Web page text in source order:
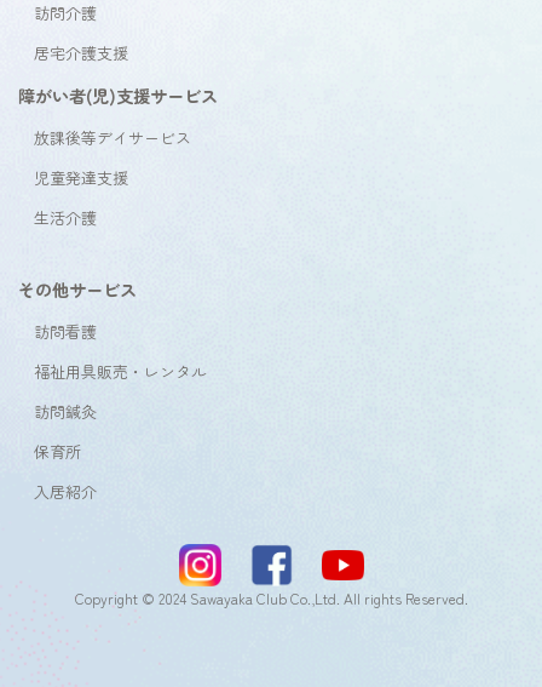
訪問介護
居宅介護支援
障がい者(児)支援サービス
放課後等デイサービス
児童発達支援
生活介護
その他サービス
訪問看護
福祉用具販売・レンタル
訪問鍼灸
保育所
入居紹介
Copyright © 2024 Sawayaka Club Co.,Ltd. All rights Reserved.